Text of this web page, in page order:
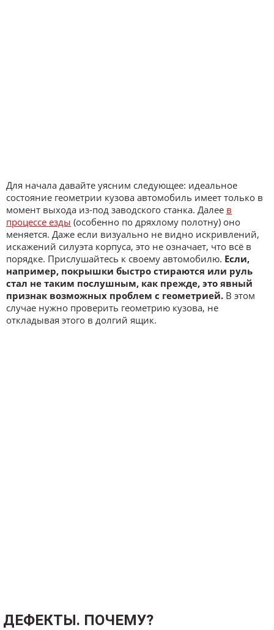
Для начала давайте уясним следующее: идеальное
состояние геометрии кузова автомобиль имеет только в
момент выхода из-под заводского станка. Далее в
процессе езды (особенно по дряхлому полотну) оно
меняется. Даже если визуально не видно искривлений,
искажений силуэта корпуса, это не означает, что всё в
порядке. Прислушайтесь к своему автомобилю. Если,
например, покрышки быстро стираются или руль
стал не таким послушным, как прежде, это явный
признак возможных проблем с геометрией. В этом
случае нужно проверить геометрию кузова, не
откладывая этого в долгий ящик.
ДЕФЕКТЫ. ПОЧЕМУ?